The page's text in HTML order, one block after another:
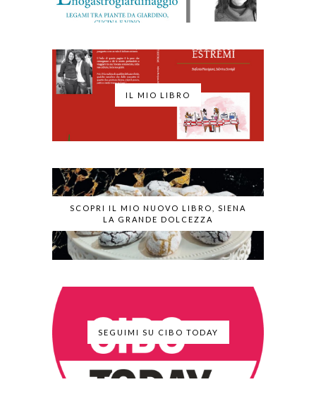
IL MIO LIBRO
SCOPRI IL MIO NUOVO LIBRO, SIENA
LA GRANDE DOLCEZZA
SEGUIMI SU CIBO TODAY